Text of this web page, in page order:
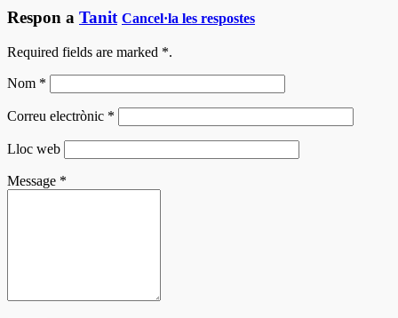
Respon a Tanit Cancel·la les respostes
Required fields are marked *.
Nom *
Correu electrònic *
Lloc web
Message *